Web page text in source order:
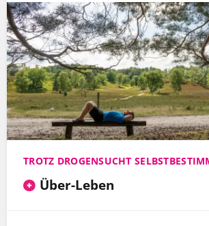
TROTZ DROGENSUCHT
Über-Leben